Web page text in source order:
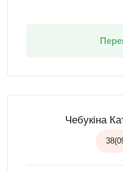
Чебукіна